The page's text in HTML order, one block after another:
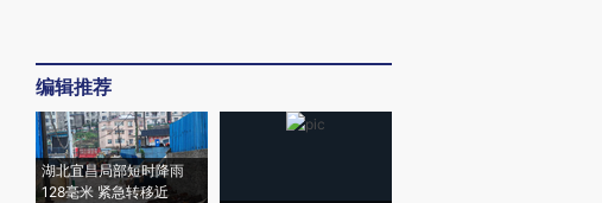
编辑推荐
湖北宜昌局部短时降雨
128毫米 紧急转移近